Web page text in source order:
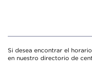
Si desea encontrar el
en nuestro directorio de